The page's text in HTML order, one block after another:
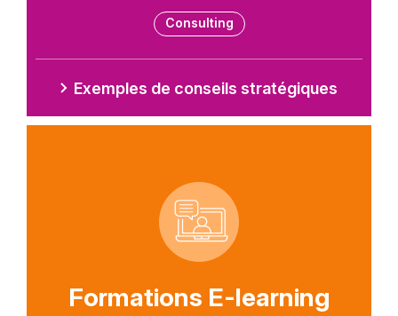
Consulting
Exemples de conseils stratégiques
Picto
Titre
Formations E-learning